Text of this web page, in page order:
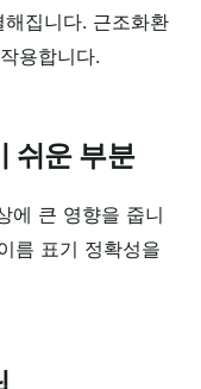
집니다. 근조화환
용합니다.
쉬운 부분
에 큰 영향을 줍니
름 표기 정확성을